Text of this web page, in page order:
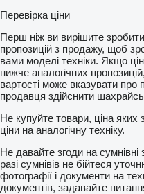
Перевірка ціни
Перш ніж ви вирішите
пропозицій з продажу, щоб
вами моделі техніки. Якщо
нижче аналогічних
вартості може вказувати
продавця здійснити
Не купуйте товари, ціна яких
ціни на аналогічну техніку.
Не давайте згоди на
разі сумнівів не бійтеся
фотографії і документи на
документів, задавайте